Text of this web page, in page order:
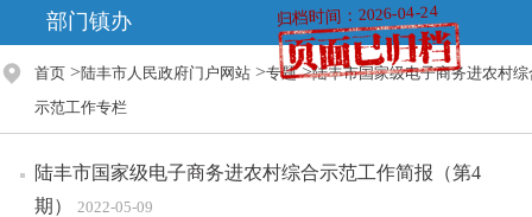
归档时间：2026-04-24
部门镇办
首页>陆丰市人民政府门户网站>专题>陆丰市国家级电子商务进农村综
示范工作专栏
陆丰市国家级电子商务进农村综合示范工作简报（第4
期）
2022-05-09